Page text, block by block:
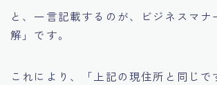
と、一言記載するのが、ビジネスマナ
解」です。
これにより、「上記の現住所と同じで